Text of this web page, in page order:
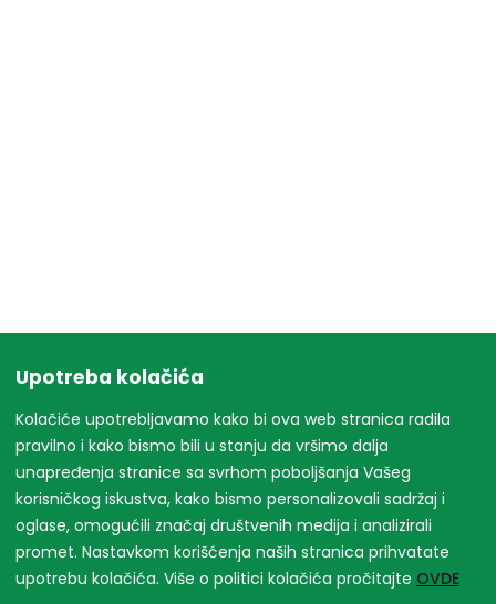
Upotreba kolačića
Kolačiće upotrebljavamo kako bi ova web stranica radila
pravilno i kako bismo bili u stanju da vršimo dalja
unapređenja stranice sa svrhom poboljšanja Vašeg
korisničkog iskustva, kako bismo personalizovali sadržaj i
oglase, omogućili značaj društvenih medija i analizirali
promet. Nastavkom korišćenja naših stranica prihvatate
upotrebu kolačića. Više o politici kolačića pročitajte OVDE